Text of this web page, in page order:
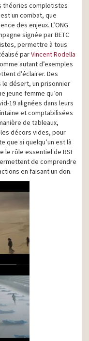
théories complotistes
un combat, que
des enjeux. L’ONG
signée par BETC
permettre à tous
parVincent Rodella
autant d’exemples
d’éclairer. Des
le désert, un prisonnier
jeune femme qu’on
19 alignées dans leurs
et comptabilisées
de tableaux,
décors vides, pour
que si quelqu’un est là
le rôle essentiel de RSF
de comprendre
en faisant un don.